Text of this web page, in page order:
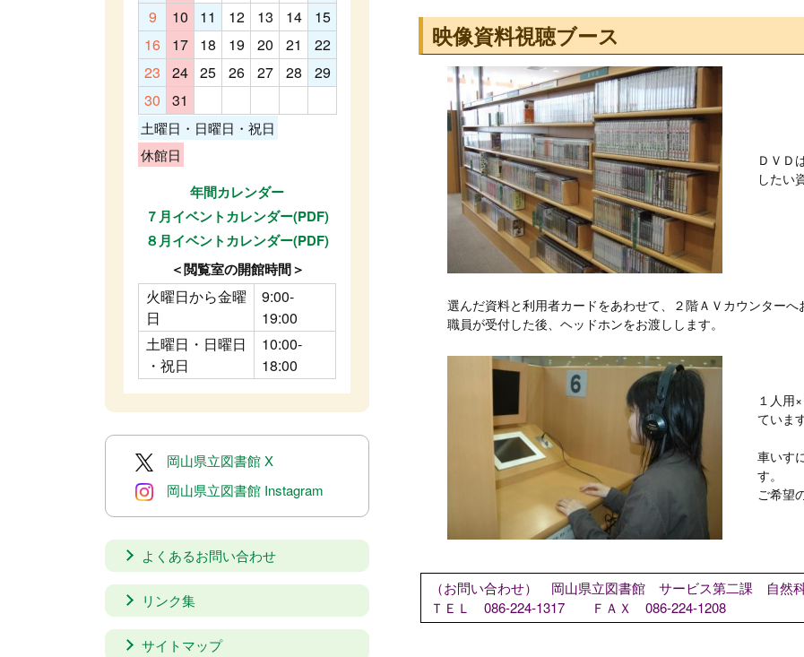
映像資料視聴ブース
ＤＶＤ
したい
選んだ資料と利用者カードをあわせて、２階ＡＶカウンターへ
職員が受付した後、ヘッドホンをお渡しします。
１人用
ていま
車いす
す。
ご希望
（お問い合わせ） 岡山県立図書館 サービス第二課 自然
ＴＥＬ 086-224-1317
ＦＡＸ 086-224-1208
9
10 11 12 13 14
15
16
17 18 19 20 21
22
23
24 25 26 27 28
29
30
31
土曜日・日曜日・祝日
休館日
年間カレンダー
７月イベントカレンダー(PDF)
８月イベントカレンダー(PDF)
＜閲覧室の開館時間＞
火曜日から金曜
日
9:00-
19:00
土曜日・日曜日
・祝日
10:00-
18:00
岡山県立図書館 X
岡山県立図書館 Instagram
よくあるお問い合わせ
リンク集
サイトマップ